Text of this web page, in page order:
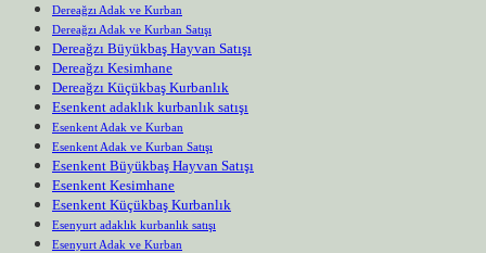
Dereağzı Adak ve Kurban
Dereağzı Adak ve Kurban Satışı
Dereağzı Büyükbaş Hayvan Satışı
Dereağzı Kesimhane
Dereağzı Küçükbaş Kurbanlık
Esenkent adaklık kurbanlık satışı
Esenkent Adak ve Kurban
Esenkent Adak ve Kurban Satışı
Esenkent Büyükbaş Hayvan Satışı
Esenkent Kesimhane
Esenkent Küçükbaş Kurbanlık
Esenyurt adaklık kurbanlık satışı
Esenyurt Adak ve Kurban